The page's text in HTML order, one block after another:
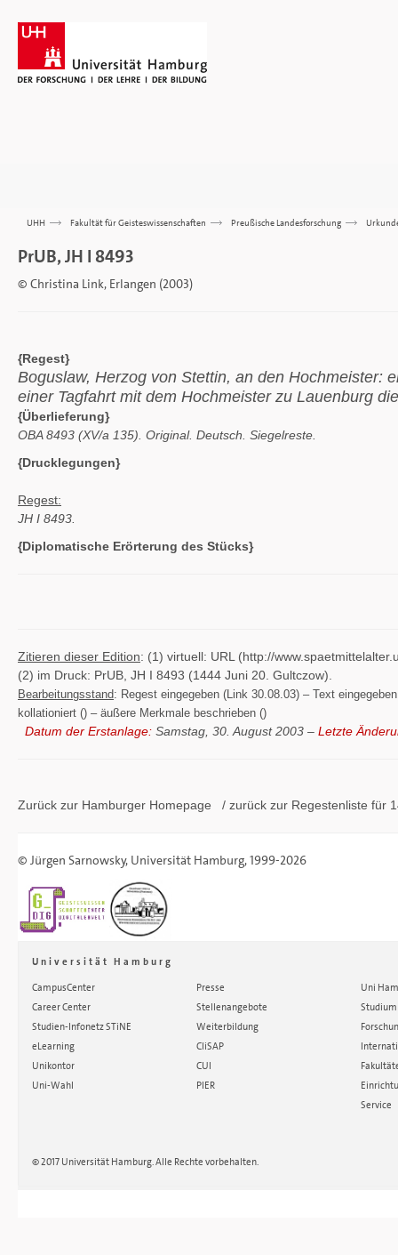
UHH >>> Fakultät für Geisteswissenschaften >>> Preußische Landesforschung >>>
PrUB, JH I 8493
© Christina Link, Erlangen (2003)
{Regest}
Boguslaw, Herzog von Stettin, an den Hochmeister:
einer Tagfahrt mit dem Hochmeister zu Lauenburg
{Überlieferung}
OBA 8493 (XV/a 135). Original. Deutsch. Siegelreste.
{Drucklegungen}
Regest:
JH I 8493.
{Diplomatische Erörterung des Stücks}
Zitieren dieser Edition: (1) virtuell: URL (http://
(2) im Druck: PrUB, JH I 8493 (1444 Juni 20. Gultczow).
Bearbeitungsstand: Regest eingegeben (Link 30.08.03) – Text
kollationiert () – äußere Merkmale beschrieben ()
Datum der Erstanlage: Samstag, 30. August 2003 – Letzte
Zurück zur Hamburger Homepage / zurück zur Regestenliste für
© Jürgen Sarnowsky, Universität Hamburg, 1999-2026